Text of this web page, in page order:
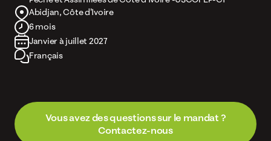
Abidjan, Côte d'Ivoire
6 mois
Janvier à juillet 2027
Français
Vous avez des questions sur le mandat ?
Contactez-nous